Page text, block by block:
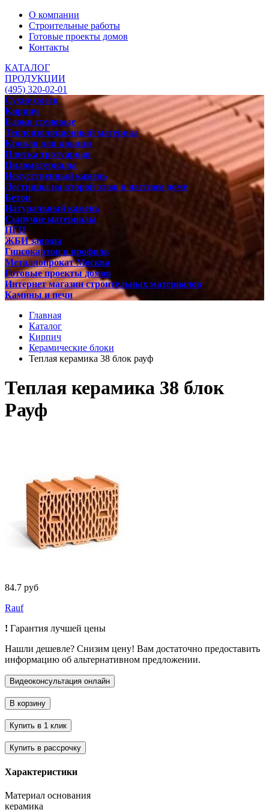
О компании
Строительные работы
Готовые проекты домов
Контакты
КАТАЛОГ
ПРОДУКЦИИ
(495) 320-02-01
Сухие смеси
Кирпич
Блоки стеновые
Теплоизоляционный материал
Кровля для крыши
Плитка тротуарная
Пиломатериалы
Искусственный камень
Лестницы на второй этаж в частном доме
Бетон
Натуральный камень
Сыпучие материалы
ПГП
ЖБИ заводы
Гипсокартон и профиль
Металлопрокат Москва
Готовые проекты домов
Интернет магазин строительных материалов
Камины и печи
Главная
Каталог
Кирпич
Керамические блоки
Теплая керамика 38 блок рауф
Теплая керамика 38 блок
Рауф
84.7 руб
Rauf
! Гарантия лучшей цены
Нашли дешевле? Снизим цену! Вам достаточно предоставить
информацию об альтернативном предложении.
Характеристики
Материал основания
керамика